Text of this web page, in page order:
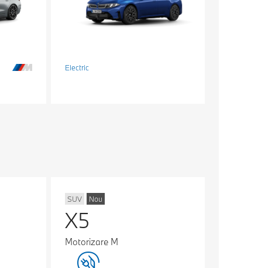
Electric
SUV Nou
X5
Motorizare M